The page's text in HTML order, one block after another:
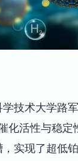
技术大学路
化活性与稳定
实现了超低